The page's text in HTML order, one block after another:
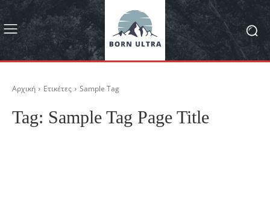
Αρχική Ετικέτες Sample Tag
Tag: Sample Tag Page Title